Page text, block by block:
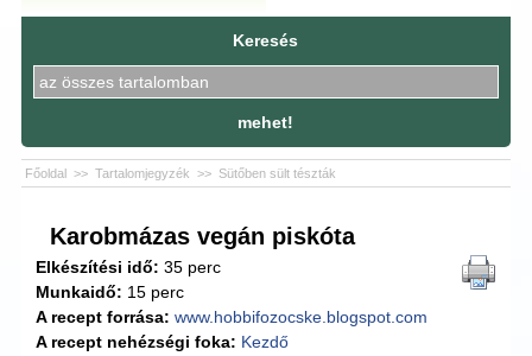
Keresés
mehet!
Főoldal >> Tartalomjegyzék >> Sütőben sült tészták
Karobmázas vegán piskóta
Elkészítési idő: 35 perc
Munkaidő: 15 perc
A recept forrása: www.hobbifozocske.blogspot.com
A recept nehézségi foka: Kezdő